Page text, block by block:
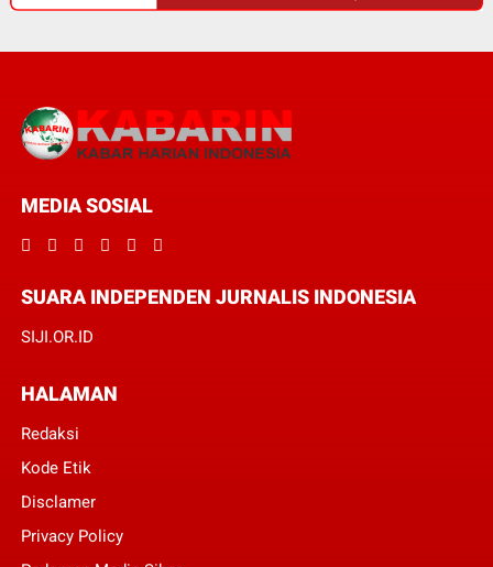
MEDIA SOSIAL
SUARA INDEPENDEN JURNALIS INDONESIA
SIJI.OR.ID
HALAMAN
Redaksi
Kode Etik
Disclamer
Privacy Policy